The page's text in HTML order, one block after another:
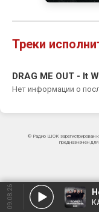
Треки
DRAG ME OUT - It
Нет информации о
© Радио ШОК зарегистрирован
предназначен
09.08.26